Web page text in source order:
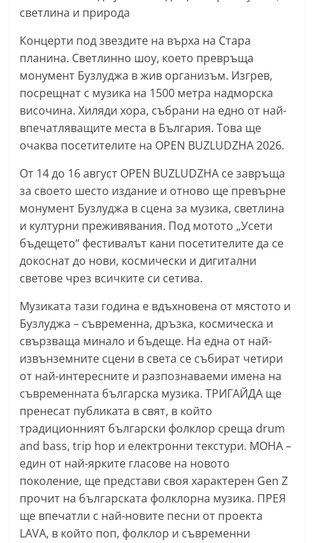
n
a
k
.
i
n
f
o
,
k
a
z
a
n
l
a
k
-
b
g
.
i
n
f
o
,
светлина и природа
Концерти под звездите на върха на Стара
планина. Светлинно шоу, което превръща
монумент Бузлуджа в жив организъм. Изгрев,
посрещнат с музика на 1500 метра надморска
височина. Хиляди хора, събрани на едно от най-
впечатляващите места в България. Това ще
очаква посетителите на OPEN BUZLUDZHA 2026.
От 14 до 16 август OPEN BUZLUDZHA се завръща
за своето шесто издание и отново ще превърне
монумент Бузлуджа в сцена за музика, светлина
и културни преживявания. Под мотото „Усети
бъдещето“ фестивалът кани посетителите да се
докоснат до нови, космически и дигитални
светове чрез всичките си сетива.
Музиката тази година е вдъхновена от мястото и
Бузлуджа – съвременна, дръзка, космическа и
свързваща минало и бъдеще. На една от най-
извънземните сцени в света се събират четири
от най-интересните и разпознаваеми имена на
съвременната българска музика. ТРИГАЙДА ще
пренесат публиката в свят, в който
традиционният български фолклор среща drum
and bass, trip hop и електронни текстури. MОНА –
един от най-ярките гласове на новото
поколение, ще представи своя характерен Gen Z
прочит на българската фолклорна музика. ПРЕЯ
ще впечатли с най-новите песни от проекта
LAVA, в който поп, фолклор и съвременни